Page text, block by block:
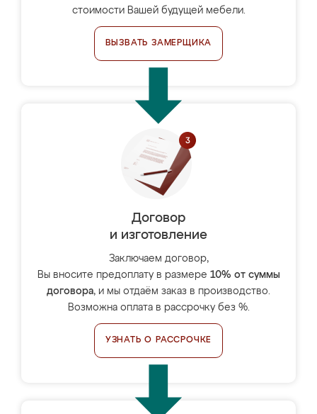
стоимости Вашей будущей мебели.
ВЫЗВАТЬ ЗАМЕРЩИКА
Договор
и изготовление
Заключаем договор,
Вы вносите предоплату в размере 10% от суммы
договора, и мы отдаём заказ в производство.
Возможна оплата в рассрочку без %.
УЗНАТЬ О РАССРОЧКЕ